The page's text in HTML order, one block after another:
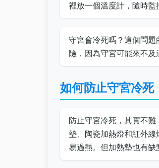
裡放一個溫度計，隨時監
守宮會冷死嗎？這個問
險，因為守宮可能來不及
如何防止守宮冷死
防止守宮冷死，其實不
墊、陶瓷加熱燈和紅外
易過熱。但加熱墊也有缺